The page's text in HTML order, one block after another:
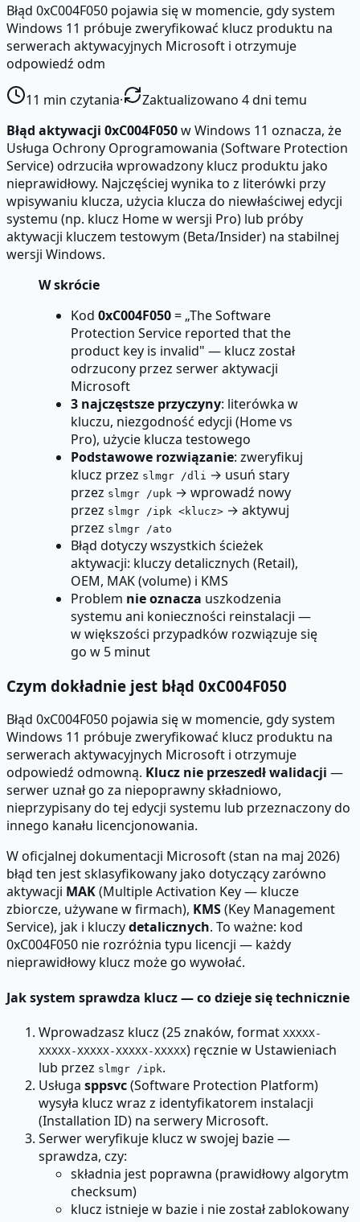
Błąd 0xC004F050 pojawia się w momencie, gdy system
Windows 11 próbuje zweryfikować klucz produktu na
serwerach aktywacyjnych Microsoft i otrzymuje
odpowiedź odm
11 min czytania·
Zaktualizowano 4 dni temu
Błąd aktywacji 0xC004F050w Windows 11 oznacza, że
Usługa Ochrony Oprogramowania (Software Protection
Service) odrzuciła wprowadzony klucz produktu jako
nieprawidłowy. Najczęściej wynika to z literówki przy
wpisywaniu klucza, użycia klucza do niewłaściwej edycji
systemu (np. klucz Home w wersji Pro) lub próby
aktywacji kluczem testowym (Beta/Insider) na stabilnej
wersji Windows.
W skrócie
Kod 0xC004F050= „The Software
Protection Service reported that the
product key is invalid" — klucz został
odrzucony przez serwer aktywacji
Microsoft
3 najczęstsze przyczyny: literówka w
kluczu, niezgodność edycji (Home vs
Pro), użycie klucza testowego
Podstawowe rozwiązanie: zweryfikuj
klucz przez slmgr /dli → usuń stary
przez slmgr /upk → wprowadź nowy
przez slmgr /ipk <klucz> → aktywuj
przez slmgr /ato
Błąd dotyczy wszystkich ścieżek
aktywacji: kluczy detalicznych (Retail),
OEM, MAK (volume) i KMS
Problem nie oznacza uszkodzenia
systemu ani konieczności reinstalacji —
w większości przypadków rozwiązuje się
go w 5 minut
Czym dokładnie jest błąd 0xC004F050
Błąd 0xC004F050 pojawia się w momencie, gdy system
Windows 11 próbuje zweryfikować klucz produktu na
serwerach aktywacyjnych Microsoft i otrzymuje
odpowiedź odmowną. Klucz nie przeszedł walidacji —
serwer uznał go za niepoprawny składniowo,
nieprzypisany do tej edycji systemu lub przeznaczony do
innego kanału licencjonowania.
W oficjalnej dokumentacji Microsoft (stan na maj 2026)
błąd ten jest sklasyfikowany jako dotyczący zarówno
aktywacji MAK(Multiple Activation Key — klucze
zbiorcze, używane w firmach), KMS(Key Management
Service), jak i kluczydetalicznych. To ważne: kod
0xC004F050 nie rozróżnia typu licencji — każdy
nieprawidłowy klucz może go wywołać.
Jak system sprawdza klucz — co dzieje się technicznie
Wprowadzasz klucz (25 znaków, format XXXXX-
XXXXX-XXXXX-XXXXX-XXXXX) ręcznie w Ustawieniach
lub przez slmgr /ipk.
Usługa sppsvc(Software Protection Platform)
wysyła klucz wraz z identyfikatorem instalacji
(Installation ID) na serwery Microsoft.
Serwer weryfikuje klucz w swojej bazie —
sprawdza, czy:
składnia jest poprawna (prawidłowy algorytm
checksum)
klucz istnieje w bazie i nie został zablokowany